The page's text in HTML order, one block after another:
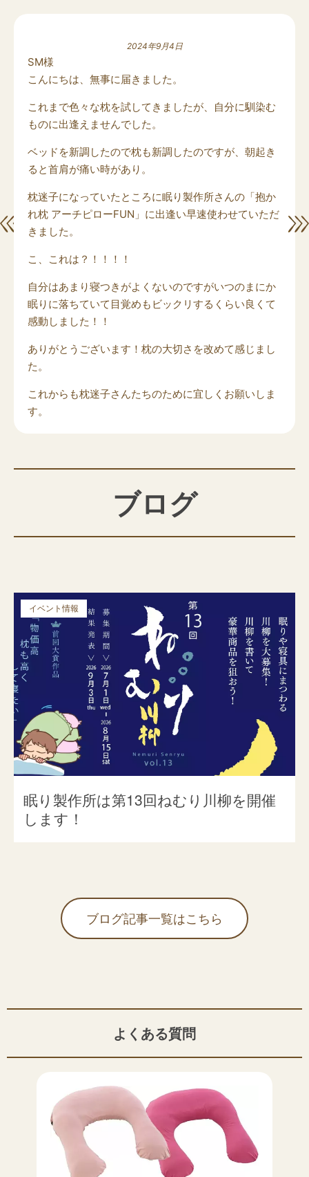
2024年9月4日
こんにちは、無事に届きました。
これまで色々な枕を試してきましたが、自分に馴染む
ものに出逢えませんでした。
ベッドを新調したので枕も新調したのですが、朝起き
ると首肩が痛い時があり。
枕迷子になっていたところに眠り製作所さんの「抱か
れ枕 アーチピローFUN」に出逢い早速使わせていただ
きました。
こ、これは？！！！！
自分はあまり寝つきがよくないのですがいつのまにか
眠りに落ちていて目覚めもビックリするくらい良くて
感動しました！！
ありがとうございます！枕の大切さを改めて感じまし
た。
これからも枕迷子さんたちのために宜しくお願いしま
す。
SM様
ブログ
イベント情報
眠り製作所は第13回ねむり川柳を開催
します！
ブログ記事一覧はこちら
よくある質問